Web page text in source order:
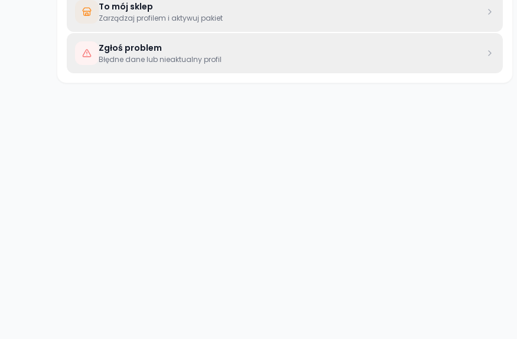
To mój sklep
Zarządzaj profilem i aktywuj pakiet
Zgłoś problem
Błędne dane lub nieaktualny profil